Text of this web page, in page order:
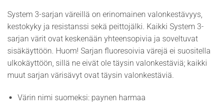
System 3-sarjan väreillä on erinomainen valonkestävyys,
kestokyky ja resistanssi sekä peittojälki. Kaikki System 3-
sarjan värit ovat keskenään yhteensopivia ja soveltuvat
sisäkäyttöön. Huom! Sarjan fluoresoivia värejä ei suositella
ulkokäyttöön, sillä ne eivät ole täysin valonkestäviä; kaikki
muut sarjan värisävyt ovat täysin valonkestäviä.
Värin nimi suomeksi: paynen harmaa